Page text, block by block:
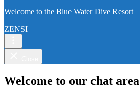
Welcome to the Blue Water Dive Resort
ZENSI
Welcome to our chat area